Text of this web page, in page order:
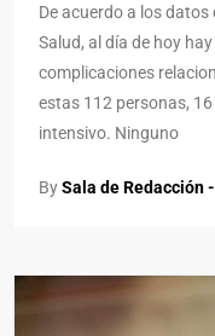
De acuerdo a los datos
Salud, al día de hoy
complicaciones
estas 112 personas,
intensivo. Ninguno
BySala de Redacción